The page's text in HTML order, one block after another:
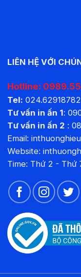
LIÊN HỆ VỚI
Hotline:
Tel: 024.62918782
Tư vấn in ấn 1:
Tư vấn in ấn 2 :
Email:
Website:
Time: Thứ 2 - Thứ